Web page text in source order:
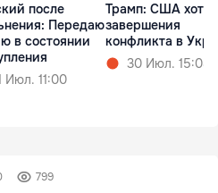
после
Передаю
в состоянии
Июл. 11:00
Трамп: США хотят
завершения
конфликта в
30 Июл. 15:08
799